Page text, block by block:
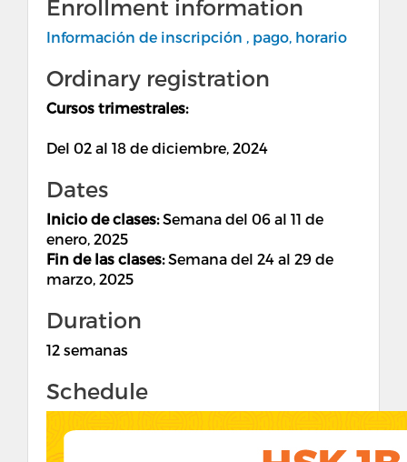
Enrollment information
Información de inscripción , pago, horario
Ordinary registration
Cursos trimestrales:
Del 02 al 18 de diciembre, 2024
Dates
Inicio de clases: Semana del 06 al 11 de
enero, 2025
Fin de las clases: Semana del 24 al 29 de
marzo, 2025
Duration
12 semanas
Schedule